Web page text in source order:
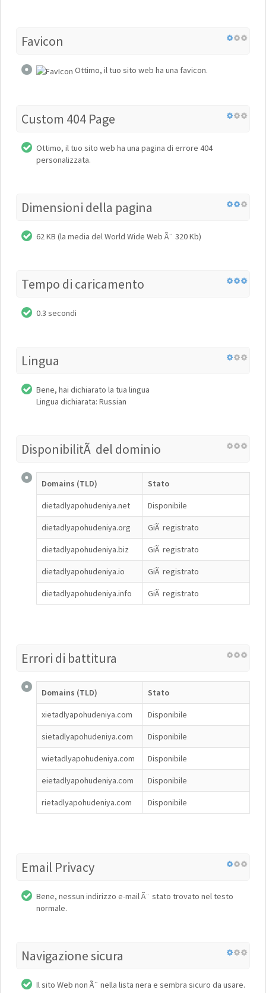
Favicon
Ottimo, il tuo sito web ha una favicon.
Custom 404 Page
Ottimo, il tuo sito web ha una pagina di errore 404
personalizzata.
Dimensioni della pagina
62 KB (la media del World Wide Web Ã¨ 320 Kb)
Tempo di caricamento
0.3 secondi
Lingua
Bene, hai dichiarato la tua lingua
Lingua dichiarata: Russian
DisponibilitÃ del dominio
Domains (TLD) Stato
dietadlyapohudeniya.net Disponibile
dietadlyapohudeniya.org GiÃ registrato
dietadlyapohudeniya.biz GiÃ registrato
dietadlyapohudeniya.io GiÃ registrato
dietadlyapohudeniya.info GiÃ registrato
Errori di battitura
Domains (TLD) Stato
xietadlyapohudeniya.com Disponibile
sietadlyapohudeniya.com Disponibile
wietadlyapohudeniya.com Disponibile
eietadlyapohudeniya.com Disponibile
rietadlyapohudeniya.com Disponibile
Email Privacy
Bene, nessun indirizzo e-mail Ã¨ stato trovato nel testo
normale.
Navigazione sicura
Il sito Web non Ã¨ nella lista nera e sembra sicuro da usare.